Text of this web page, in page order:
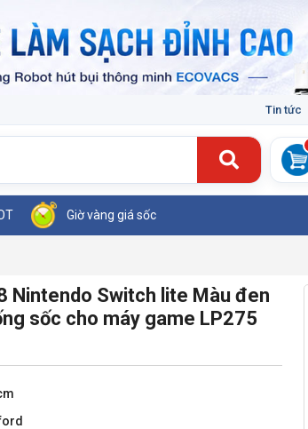
Tin tức
Giờ vàng giá sốc
Nintendo Switch lite Màu đen
sốc cho máy game LP275